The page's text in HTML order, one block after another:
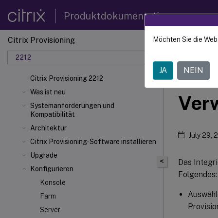
Produktdokumentation
Citrix Provisioning
2212
Citrix Provisioning 2212
Was ist neu
Systemanforderungen und
Kompatibilität
Architektur
Citrix Provisioning-Software installieren
Upgrade
Konfigurieren
Konsole
Farm
Server
Citrix
<
July 29,
Das
Folgendes:
Möchten Sie die
JA NEIN